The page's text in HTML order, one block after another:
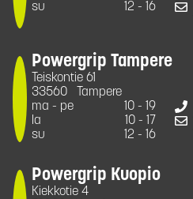
su
12 - 16
Powergrip Tampere
Teiskontie 61
33560
Tampere
ma - pe
10 - 19
la
10 - 17
su
12 - 16
Powergrip Kuopio
Kiekkotie 4